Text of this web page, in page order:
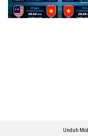
Unduh